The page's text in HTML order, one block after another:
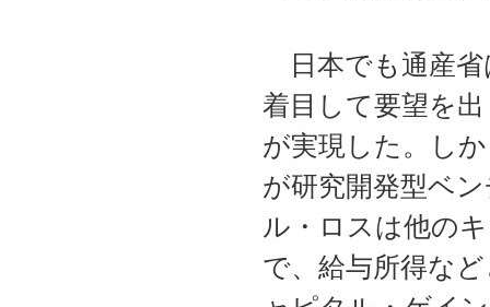
日本でも通産省
着目して要望を
が実現した。し
が研究開発型ベ
ル・ロスは他の
で、給与所得な